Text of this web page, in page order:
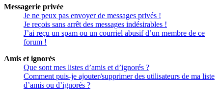
Messagerie privée
Je ne peux pas envoyer de messages privés !
Je reçois sans arrêt des messages indésirables !
J’ai reçu un spam ou un courriel abusif d’un membre de ce
forum !
Amis et ignorés
Que sont mes listes d’amis et d’ignorés ?
Comment puis-je ajouter/supprimer des utilisateurs de ma liste
d’amis ou d’ignorés ?